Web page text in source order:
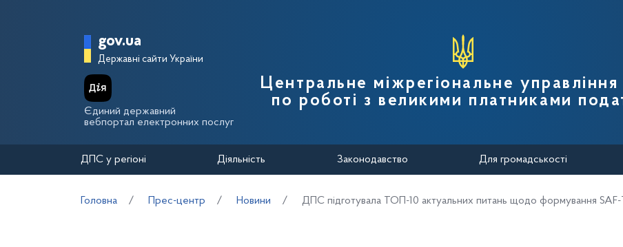
Головна сторінка Державної податкової служби України
gov.ua
Державні сайти України
Єдиний державний
вебпортал електронних послуг
Центральне міжрегіональне
по роботі з великими платниками
ДПС у регіоні Діяльність Законодавство Для громадськості
Головна Прес-центр Новини ДПС підготувала ТОП-10 актуальних питань щодо формування